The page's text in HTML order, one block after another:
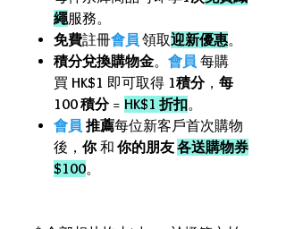
繩服務。
免費註冊會員 領取迎新優惠。
積分兌換購物金。 會員 每購
買 HK$1 即可取得 1積分， 每
100 積分= HK$1 折扣。
會員 推薦每位新客戶首次購物
後， 你和 你的朋友各送購物券
$100。